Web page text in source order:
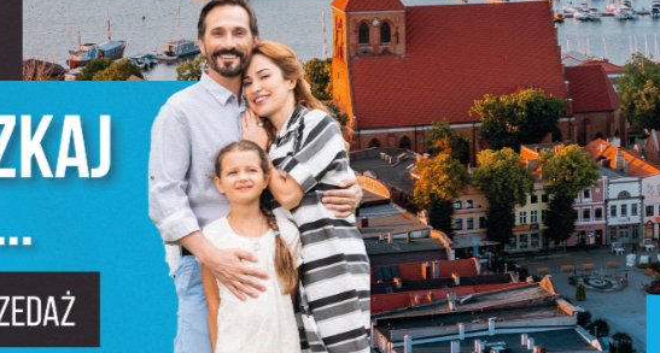
Galeria zdjęć
Niezbędne
Niezbędne pliki cookies służą do prawidłowego funkcjonowania strony internetowej i
umożliwiają Ci komfortowe korzystanie z oferowanych przez nas usług.
Pliki cookies odpowiadają na podejmowane przez Ciebie działania w celu m.in.
dostosowania Twoich ustawień preferencji prywatności, logowania czy wypełniania
formularzy. Dzięki plikom cookies strona, z której korzystasz, może działać bez zakłóceń.
Funkcjonalne i personalizacyjne
Tego typu pliki cookies umożliwiają stronie internetowej zapamiętanie wprowadzonych
przez Ciebie ustawień oraz personalizację określonych funkcjonalności czy
prezentowanych treści.
Dzięki tym plikom cookies możemy zapewnić Ci większy komfort korzystania z
funkcjonalności naszej strony poprzez dopasowanie jej do Twoich indywidualnych